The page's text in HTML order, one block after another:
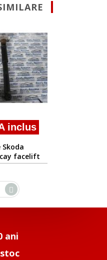
50 ron TVA
telescop spate
2.0tdi cod
ani